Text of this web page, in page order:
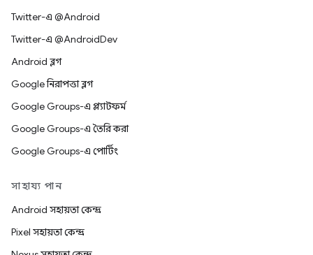
Twitter-এ @Android
Twitter-এ @AndroidDev
Android ব্লগ
Google নিরাপত্তা ব্লগ
Google Groups-এ প্ল্যাটফর্ম
Google Groups-এ তৈরি করা
Google Groups-এ পোর্টিং
সাহায্য পান
Android সহায়তা কেন্দ্র
Pixel সহায়তা কেন্দ্র